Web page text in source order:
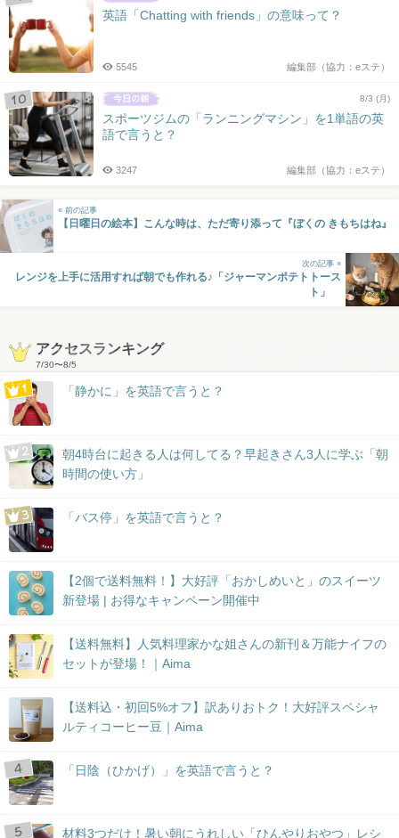
英語「Chatting with friends」の意味って？
編集部（協力：eステ）
5545
8/3 (月)
スポーツジムの「ランニングマシン」を1単語の英
語で言うと？
編集部（協力：eステ）
3247
« 前の記事
【日曜日の絵本】こんな時は、ただ寄り添って『ぼくの きもちはね』
次の記事 »
レンジを上手に活用すれば朝でも作れる♪「ジャーマンポテトトース
ト」
アクセスランキング
7/30〜8/5
「静かに」を英語で言うと？
朝4時台に起きる人は何してる？早起きさん3人に学ぶ「朝
時間の使い方」
「バス停」を英語で言うと？
【2個で送料無料！】大好評「おかしめいと」のスイーツ
新登場 | お得なキャンペーン開催中
【送料無料】人気料理家かな姐さんの新刊＆万能ナイフの
セットが登場！｜Aima
【送料込・初回5%オフ】訳ありおトク！大好評スペシャ
ルティコーヒー豆｜Aima
「日陰（ひかげ）」を英語で言うと？
材料3つだけ！暑い朝にうれしい「ひんやりおやつ」レシ